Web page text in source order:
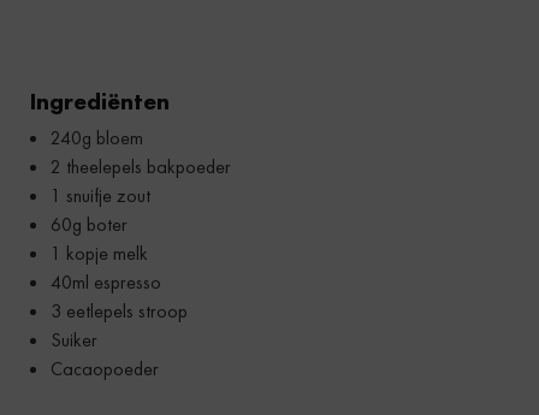
Ingrediënten
240g bloem
2 theelepels bakpoeder
1 snuifje zout
60g boter
1 kopje melk
40ml espresso
3 eetlepels stroop
Suiker
Cacaopoeder